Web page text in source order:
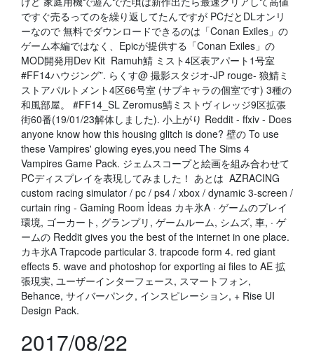
ですぐ売るってのを繰り返してたんですが PCだとDLオンリ
ーなので 無料でダウンロードできるのは「Conan Exiles」の
ゲーム本編ではなく、Epicが提供する「Conan Exiles」の
MOD開発用Dev Kit Ramuh鯖 ミスト4区表アパート1号室
#FF14ハウジング”. らくす@ 撮影スタジオ-JP rouge- 狼鯖ミ
ストアパルトメント4区66号室 (サブキャラの個室です) 3種の
和風部屋。 #FF14_SL Zeromus鯖ミストヴィレッジ9区拡張
街60番(19/01/23解体しました). 小上がり Reddit - ffxiv - Does
anyone know how this housing glitch is done? 壁の To use
these Vampires' glowing eyes,you need The Sims 4
Vampires Game Pack. ジェムスコープと絵画を組み合わせて
PCディスプレイを表現してみました！ あとは AZRACING
custom racing simulator / pc / ps4 / xbox / dynamic 3-screen /
curtain ring - Gaming Room İdeas カキ氷A · ゲームのプレイ
環境, ゴーカート, グランプリ, ゲームルーム, シムズ, 車, · ゲ
ームの Reddit gives you the best of the internet in one place.
カキ氷A Trapcode particular 3. trapcode form 4. red giant
effects 5. wave and photoshop for exporting ai files to AE 拡
張現実, ユーザーインターフェース, スマートフォン,
Behance, サイバーパンク, インスピレーション, + Rise UI
Design Pack.
2017/08/22